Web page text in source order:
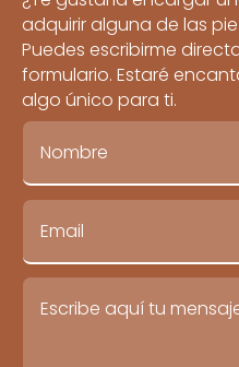
adquirir alguna de las
Puedes escribirme
formulario. Estaré
algo único para ti.